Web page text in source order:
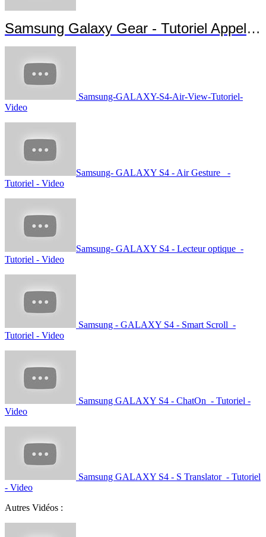
Samsung Galaxy Gear - Tutoriel Appels et Messages
Samsung-GALAXY-S4-Air-View-Tutoriel-
Video
Samsung- GALAXY S4 - Air Gesture -
Tutoriel - Video
Samsung- GALAXY S4 - Lecteur optique -
Tutoriel - Video
Samsung - GALAXY S4 - Smart Scroll -
Tutoriel - Video
Samsung GALAXY S4 - ChatOn - Tutoriel -
Video
Samsung GALAXY S4 - S Translator - Tutoriel
- Video
Autres Vidéos :